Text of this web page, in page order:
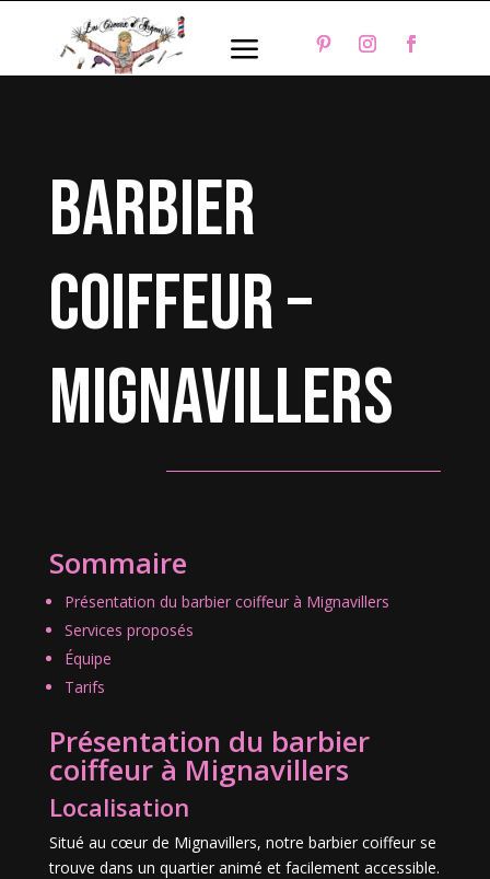
a
barbier
coiffeur –
Mignavillers
Sommaire
Présentation du barbier coiffeur à Mignavillers
Services proposés
Équipe
Tarifs
Présentation du barbier
coiffeur à Mignavillers
Localisation
Situé au cœur de Mignavillers, notre barbier coiffeur se
trouve dans un quartier animé et facilement accessible.